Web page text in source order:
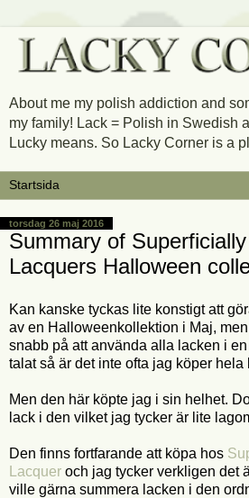
About me my polish addiction and
my family! Lack = Polish in Swedish
Lucky means. So Lacky Corner is a
torsdag 26 maj 2016
Summary of
Lacquers Halloween
Kan kanske tyckas lite konstigt att
av en Halloweenkollektion i Maj,
snabb på att använda alla lacken i
talat så är det inte ofta jag köper hela
Men den här köpte jag i sin helhet.
lack i den vilket jag tycker är lite
Den finns fortfarande att köpa hos
Lacquer och jag tycker verkligen det
ville gärna summera lacken i den